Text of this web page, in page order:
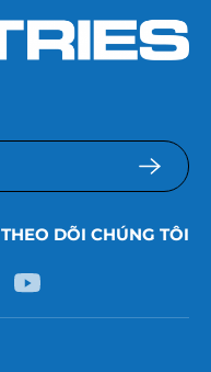
THEO DÕI CHÚNG TÔI